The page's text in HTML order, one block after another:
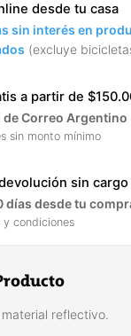
desde tu casa
sin interés en
(excluye
a partir de
de Correo Argentino
sin monto mínimo
sin cargo
días desde tu
y condiciones
reflectivo.